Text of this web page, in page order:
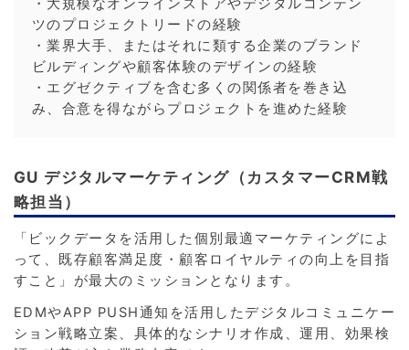
・大規模なオンラインストアやデジタルコンテン
ツのプロジェクトリードの経験
・業界大手、またはそれに類する企業のブランド
ビルディングや顧客体験のデザインの経験
・エグゼクティブを含む多くの関係者を巻き込
み、合意を得ながらプロジェクトを進めた経験
GU デジタルマーケティング（カスタマーCRM戦
略担当）
「ビックデータを活用した個別最適マーケティングによ
って、既存顧客満足度・顧客ロイヤルティの向上を目指
すこと」が最大のミッションとなります。
EDMやAPP PUSH通知を活用したデジタルコミュニケー
ション戦略立案、具体的なシナリオ作成、運用、効果検